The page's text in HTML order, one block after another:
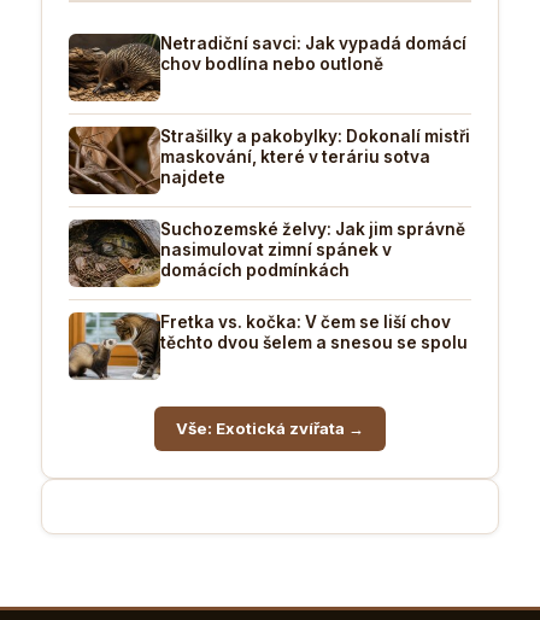
Netradiční savci: Jak vypadá domácí
chov bodlína nebo outloně
Strašilky a pakobylky: Dokonalí mistři
maskování, které v teráriu sotva
najdete
Suchozemské želvy: Jak jim správně
nasimulovat zimní spánek v
domácích podmínkách
Fretka vs. kočka: V čem se liší chov
těchto dvou šelem a snesou se spolu
Vše: Exotická zvířata →